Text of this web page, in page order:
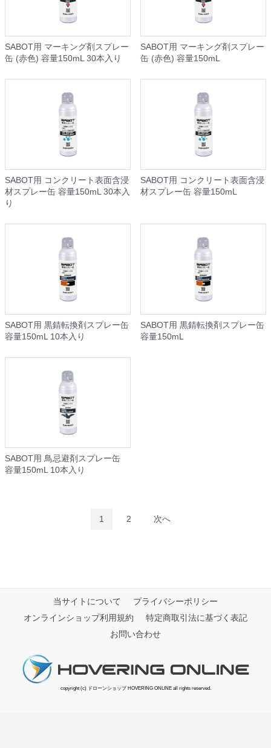
SABOT用 マーキング剤スプレー
缶 (赤色) 容量150mL 30本入り
SABOT用 マーキング剤スプレー
缶 (赤色) 容量150mL
SABOT用 コンクリート表面含浸
材スプレー缶 容量150mL 30本入
り
SABOT用 コンクリート表面含浸
材スプレー缶 容量150mL
SABOT用 黒錆転換剤スプレー缶
容量150mL 10本入り
SABOT用 黒錆転換剤スプレー缶
容量150mL
SABOT用 鳥忌避剤スプレー缶
容量150mL 10本入り
1 2 次へ
当サイトについて
プライバシーポリシー
オンラインショップ利用規約
特定商取引法に基づく表記
お問い合わせ
copyright (c) ドローンショップ HOVERING ONLINE all rights reserved.